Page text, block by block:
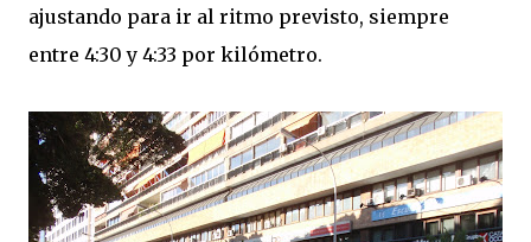
ajustando para ir al ritmo previsto, siempre
entre 4:30 y 4:33 por kilómetro.